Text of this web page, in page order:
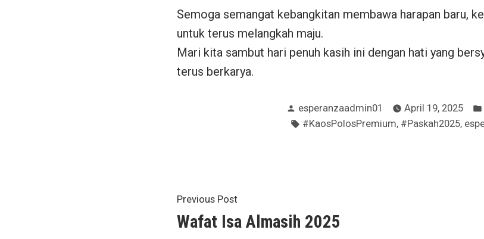
Semoga semangat kebangkitan membawa harapan baru,
untuk terus melangkah maju.
Mari kita sambut hari penuh kasih ini dengan hati yang
terus berkarya.
Posted
by
esperanzaadmin01 April 19, 2025
Tags:
#KaosPolosPremium, #Paskah2025,
Post
Previous PostPrevious
post:
Wafat Isa Almasih 2025